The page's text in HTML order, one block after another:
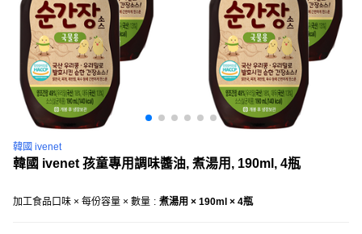
韓國 ivenet
韓國 ivenet 孩童專用調味醬油, 煮湯用, 190ml, 4瓶
加工食品口味 × 每份容量 × 數量 : 煮湯用 × 190ml × 4瓶